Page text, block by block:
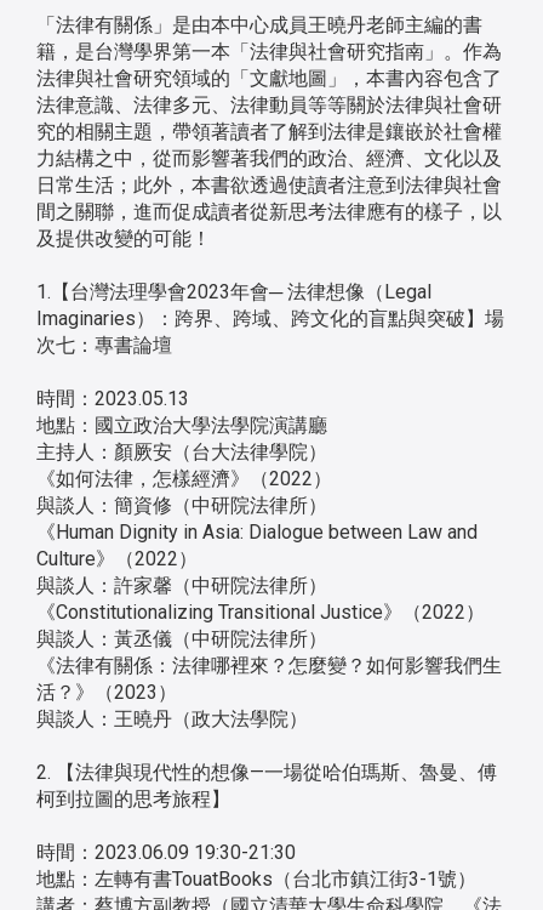
「法律有關係」是由本中心成員王曉丹老師主編的書
籍，是台灣學界第一本「法律與社會研究指南」。作為
法律與社會研究領域的「文獻地圖」，本書內容包含了
法律意識、法律多元、法律動員等等關於法律與社會研
究的相關主題，帶領著讀者了解到法律是鑲嵌於社會權
力結構之中，從而影響著我們的政治、經濟、文化以及
日常生活；此外，本書欲透過使讀者注意到法律與社會
間之關聯，進而促成讀者從新思考法律應有的樣子，以
及提供改變的可能！
1.【台灣法理學會2023年會─ 法律想像（Legal
Imaginaries）：跨界、跨域、跨文化的盲點與突破】場
次七：專書論壇
時間：2023.05.13
地點：國立政治大學法學院演講廳
主持人：顏厥安（台大法律學院）
《如何法律，怎樣經濟》（2022）
與談人：簡資修（中研院法律所）
《Human Dignity in Asia: Dialogue between Law and
Culture》（2022）
與談人：許家馨（中研院法律所）
《Constitutionalizing Transitional Justice》（2022）
與談人：黃丞儀（中研院法律所）
《法律有關係：法律哪裡來？怎麼變？如何影響我們生
活？》（2023）
與談人：王曉丹（政大法學院）
2. 【法律與現代性的想像—一場從哈伯瑪斯、魯曼、傅
柯到拉圖的思考旅程】
時間：2023.06.09 19:30-21:30
地點：左轉有書TouatBooks（台北市鎮江街3-1號）